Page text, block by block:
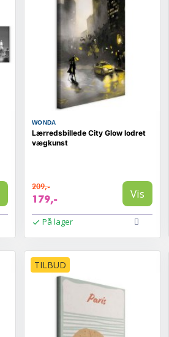
WONDA
Lærredsbillede City Glow lodret
vægkunst
209,-
179,- Vis
På lager
TILBUD